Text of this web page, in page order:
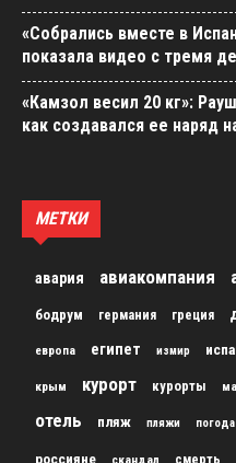
«Собрались вместе в
показала видео с тремя
«Камзол весил 20 кг»:
как создавался ее наряд
МЕТКИ
авария авиакомпания
бодрум германия греция
европа египет измир
крым курорт курорты
отель
пляж пляжи погода
россияне скандал смерть